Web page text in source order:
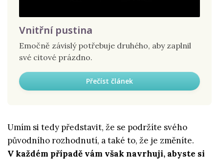
Vnitřní pustina
Emočně závislý potřebuje druhého, aby zaplnil
své citové prázdno.
Přečíst článek
Umím si tedy představit, že se podržíte svého
původního rozhodnutí, a také to, že je změníte.
V každém případě vám však navrhuji, abyste si